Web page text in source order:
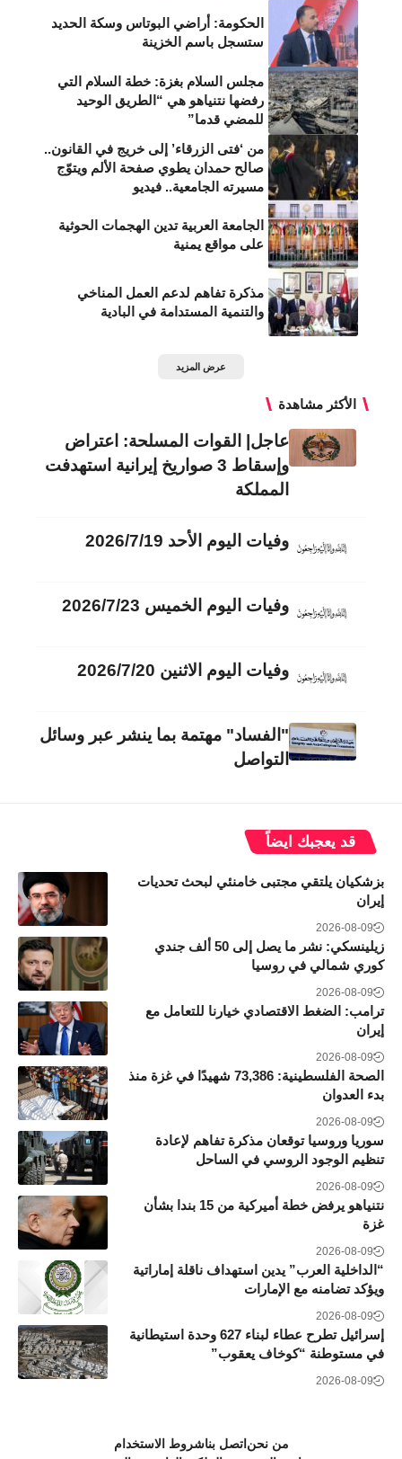
الحكومة: أراضي البوتاس وسكة الحديد
ستسجل باسم الخزينة
مجلس السلام بغزة: خطة السلام التي
رفضها نتنياهو هي “الطريق الوحيد
للمضي قدما”
من ‘فتى الزرقاء’ إلى خريج في القانون..
صالح حمدان يطوي صفحة الألم ويتوّج
مسيرته الجامعية.. فيديو
الجامعة العربية تدين الهجمات الحوثية
على مواقع يمنية
مذكرة تفاهم لدعم العمل المناخي
والتنمية المستدامة في البادية
عرض المزيد
الأكثر مشاهدة
عاجل| القوات المسلحة: اعتراض
وإسقاط 3 صواريخ إيرانية استهدفت
المملكة
وفيات اليوم الأحد 2026/7/19
وفيات اليوم الخميس 2026/7/23
وفيات اليوم الاثنين 2026/7/20
"الفساد" مهتمة بما ينشر عبر وسائل
التواصل
قد يعجبك ايضاً
بزشكيان يلتقي مجتبى خامنئي لبحث تحديات
إيران
2026-08-09
زيلينسكي: نشر ما يصل إلى 50 ألف جندي
كوري شمالي في روسيا
2026-08-09
ترامب: الضغط الاقتصادي خيارنا للتعامل مع
إيران
2026-08-09
الصحة الفلسطينية: 73,386 شهيدًا في غزة منذ
بدء العدوان
2026-08-09
سوريا وروسيا توقعان مذكرة تفاهم لإعادة
تنظيم الوجود الروسي في الساحل
2026-08-09
نتنياهو يرفض خطة أميركية من 15 بندا بشأن
غزة
2026-08-09
“الداخلية العرب” يدين استهداف ناقلة إماراتية
ويؤكد تضامنه مع الإمارات
2026-08-09
إسرائيل تطرح عطاء لبناء 627 وحدة استيطانية
في مستوطنة “كوخاف يعقوب”
2026-08-09
من نحن اتصل بناشروط الاستخدام